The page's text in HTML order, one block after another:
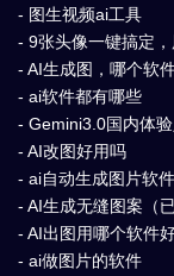
- 图生视频ai工具
- 9张头像一键搞定
- AI生成图，哪个软
- ai软件都有哪些
- Gemini3.0国内体验
- AI改图好用吗
- ai自动生成图片软件
- AI生成无缝图案（
- AI出图用哪个软件
- ai做图片的软件